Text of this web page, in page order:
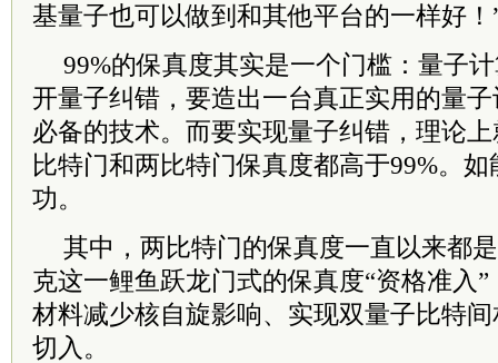
基量子也可以做到和其他平台的一样好！
99%的保真度其实是一个门槛：量子
开量子纠错，要造出一台真正实用的量
必备的技术。而要实现量子纠错，理论
比特门和两比特门保真度都高于99%。
功。
其中，两比特门的保真度一直以来都
克这一鲤鱼跃龙门式的保真度“资格准入
材料减少核自旋影响、实现双量子比特
切入。